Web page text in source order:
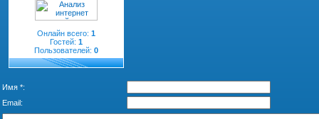
Онлайн всего: 1
Гостей: 1
Пользователей: 0
Имя *:
Email: